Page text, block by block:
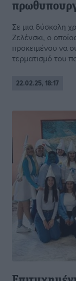
Σε μια δύσκολη
Ζελένσκι, ο
προκειμένου να
τερματισμό του
22.02.25, 18:17